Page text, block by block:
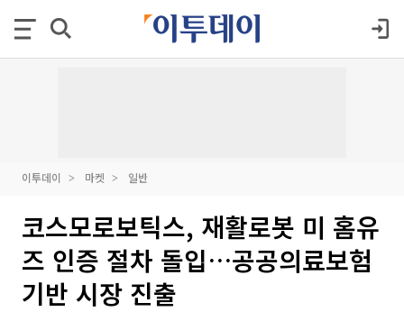
이투데이 마켓 일반
코스모로보틱스, 재활로봇 미 홈유
즈 인증 절차 돌입…공공의료보험
기반 시장 진출